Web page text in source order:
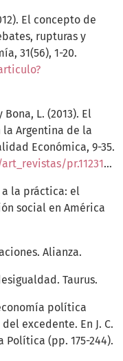
El concepto de
rupturas y
31(56), 1-20.
L. (2013). El
la Argentina de la
Económica, 9-35.
pr.11231/pr.11231.pdf
a la práctica: el
social en América
Alianza.
Taurus.
política
excedente. En J. C.
Política (pp. 175-244).